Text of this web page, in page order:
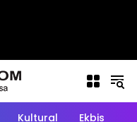
Kultural Ekbis